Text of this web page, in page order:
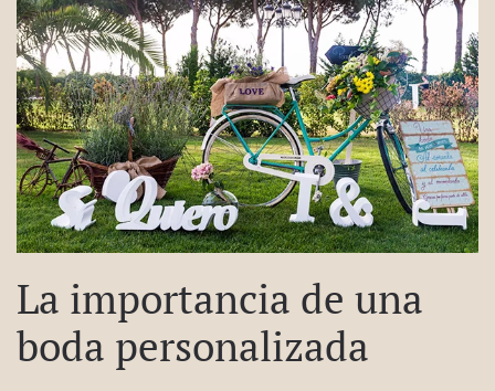
La importancia de una
boda personalizada